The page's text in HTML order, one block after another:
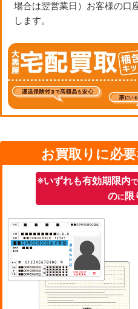
場合は翌営業日）お客様の口
します。
お買取りに必
※いずれも有効期限内で
のに限